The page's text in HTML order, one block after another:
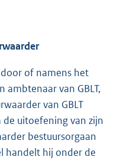
of namens het
ambtenaar van GBLT,
van GBLT
uitoefening van zijn
bestuursorgaan
handelt hij onder de